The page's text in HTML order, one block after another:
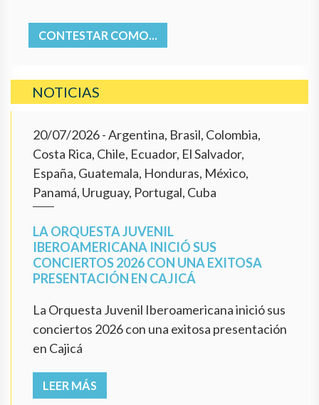
CONTESTAR COMO...
NOTICIAS
20/07/2026- Argentina, Brasil, Colombia,
Costa Rica, Chile, Ecuador, El Salvador,
España, Guatemala, Honduras, México,
Panamá, Uruguay, Portugal, Cuba
LA ORQUESTA JUVENIL
IBEROAMERICANA INICIÓ SUS
CONCIERTOS 2026 CON UNA EXITOSA
PRESENTACIÓN EN CAJICÁ
La Orquesta Juvenil Iberoamericana inició sus
conciertos 2026 con una exitosa presentación
en Cajicá
LEER MÁS